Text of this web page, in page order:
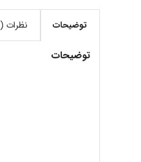
توضیحات نظرات (4)
توضیحات